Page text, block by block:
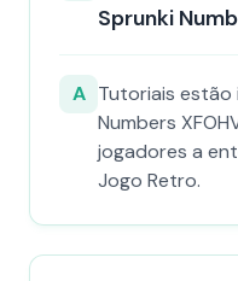
Sprunki
A Tutoriais estão
Numbers
jogadores a
Jogo Retro.